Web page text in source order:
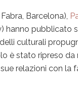
Barcelona),
hanno pubblicato
culturali
è stato ripreso
relazioni con